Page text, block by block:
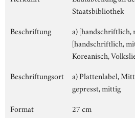
Staatsbibliothek
Beschriftung
a) [handschriftlich,
[handschriftlich,
Koreanisch,
Beschriftungsort
a) Plattenlabel,
gepresst, mittig
Format
27 cm